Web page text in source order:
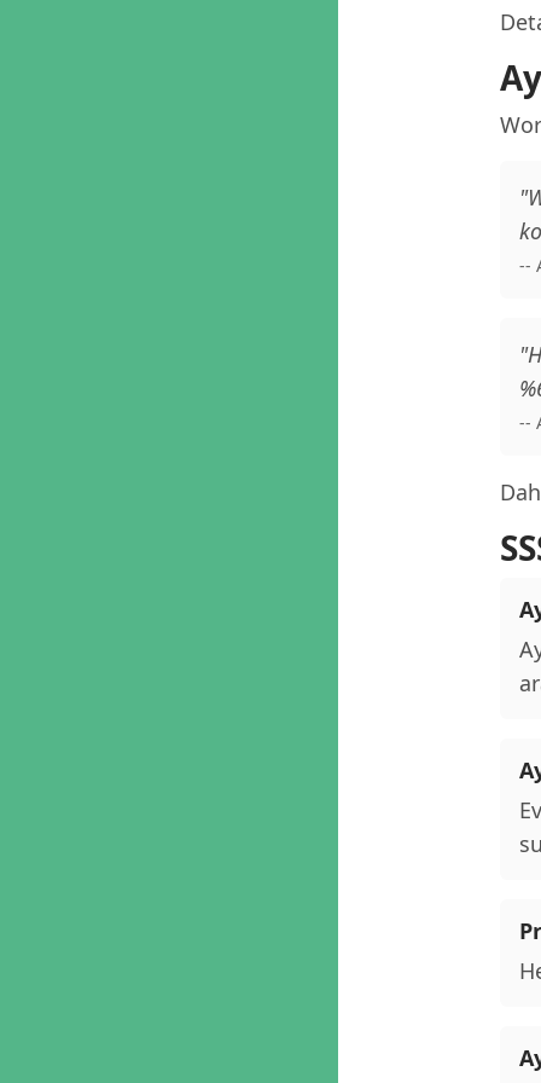
--
--